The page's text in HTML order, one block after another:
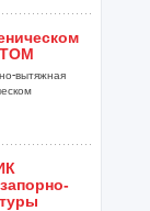
вытяжная